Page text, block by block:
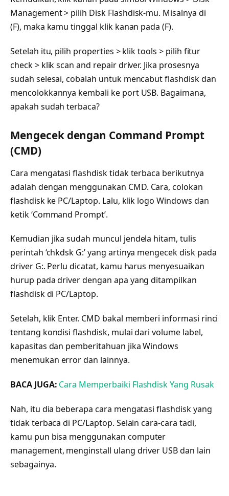
Management > pilih Disk Flashdisk-mu. Misalnya di
(F), maka kamu tinggal klik kanan pada (F).
Setelah itu, pilih properties > klik tools > pilih fitur
check > klik scan and repair driver. Jika prosesnya
sudah selesai, cobalah untuk mencabut flashdisk dan
mencolokkannya kembali ke port USB. Bagaimana,
apakah sudah terbaca?
Mengecek dengan Command Prompt
(CMD)
Cara mengatasi flashdisk tidak terbaca berikutnya
adalah dengan menggunakan CMD. Cara, colokan
flashdisk ke PC/Laptop. Lalu, klik logo Windows dan
ketik ‘Command Prompt’.
Kemudian jika sudah muncul jendela hitam, tulis
perintah ‘chkdsk G:’ yang artinya mengecek disk pada
driver G:. Perlu dicatat, kamu harus menyesuaikan
hurup pada driver dengan apa yang ditampilkan
flashdisk di PC/Laptop.
Setelah, klik Enter. CMD bakal memberi informasi rinci
tentang kondisi flashdisk, mulai dari volume label,
kapasitas dan pemberitahuan jika Windows
menemukan error dan lainnya.
BACA JUGA: Cara Memperbaiki Flashdisk Yang Rusak
Nah, itu dia beberapa cara mengatasi flashdisk yang
tidak terbaca di PC/Laptop. Selain cara-cara tadi,
kamu pun bisa menggunakan computer
management, menginstall ulang driver USB dan lain
sebagainya.